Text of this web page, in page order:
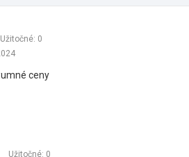
Užitočné: 0
ceny
Užitočné: 0